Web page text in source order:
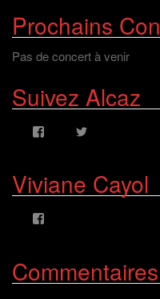
Prochains
Pas de concert à venir
Suivez Alcaz
AlcazFR
sur
Voir
alcazfr
sur
Viviane Cayol
viviane.cayolalcaz
sur